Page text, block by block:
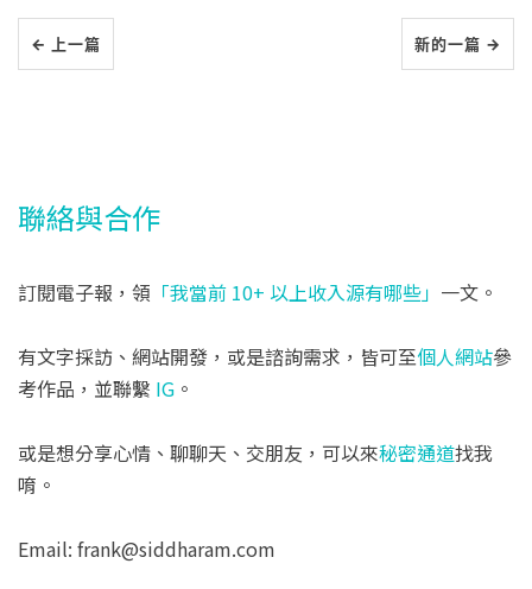
← 上一篇 新的一篇 →
聯絡與合作
訂閱電子報，領 「我當前 10+ 以上收入源有哪些」 一文。
有文字採訪、網站開發，或是諮詢需求，皆可至個人網站參
考作品，並聯繫 IG 。
或是想分享心情、聊聊天、交朋友，可以來秘密通道找我
唷。
Email: frank@siddharam.com